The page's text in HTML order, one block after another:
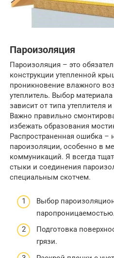
Пароизоляция
Пароизоляция – это
конструкции утепленной
проникновение влажного
утеплитель. Выбор
зависит от типа утеплителя
Важно правильно
избежать образования
Распространенная ошибка –
пароизоляции, особенно в
коммуникаций. Я всегда
стыки и соединения
специальным скотчем.
Выбор
паропроницаемостью.
Подготовка
грязи.